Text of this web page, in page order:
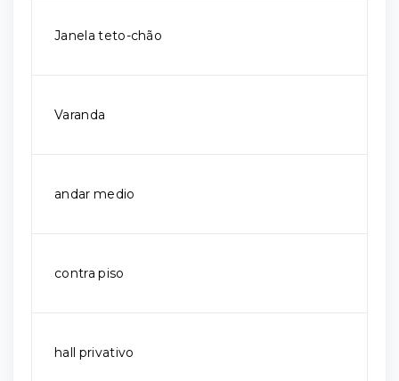
Janela teto-chão
Varanda
andar medio
contra piso
hall privativo